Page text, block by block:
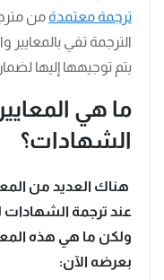
ترجمة معتمدة من
الترجمة تفي
يتم توجيهها إليها
ما هي
الشهادات؟
هناك العديد من
عند ترجمة
ولكن ما هي هذه
بعرضه الآن: